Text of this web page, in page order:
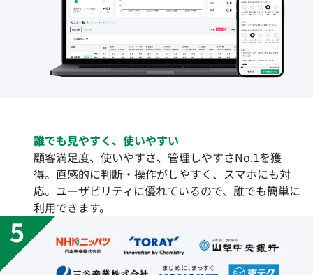
誰でも見やすく、使いやすい
顧客満足度、使いやすさ、管理しやすさNo.1を獲
得。直感的に判断・操作がしやすく、スマホにも対
応。ユーザビリティに優れているので、誰でも簡単に
利用できます。